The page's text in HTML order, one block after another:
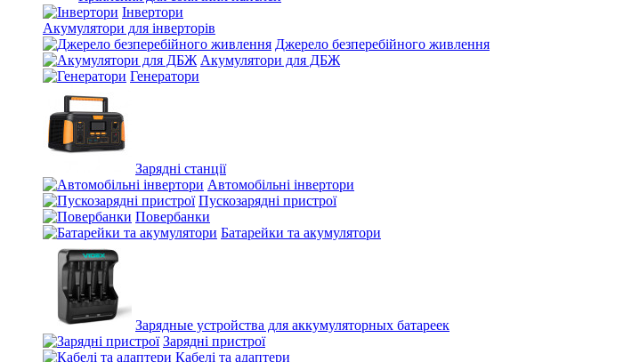
Інвертори
Акумулятори для інверторів
Джерело безперебійного живлення
Акумулятори для ДБЖ
Генератори
Зарядні станції
Автомобільні інвертори
Пускозарядні пристрої
Повербанки
Батарейки та акумулятори
Зарядные устройства для аккумуляторных батареек
Зарядні пристрої
Кабелі та адаптери